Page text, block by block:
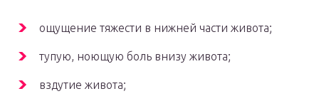
ощущение тяжести в нижней части живота;
тупую, ноющую боль внизу живота;
вздутие живота;